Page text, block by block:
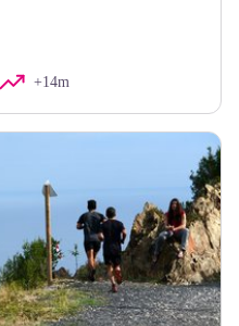
+14m